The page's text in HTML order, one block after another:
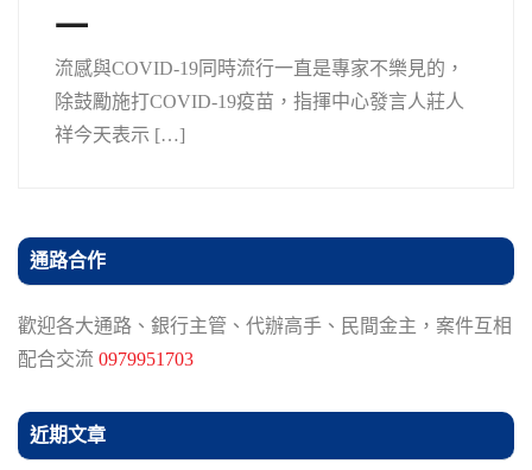
一
流感與COVID-19同時流行一直是專家不樂見的，
除鼓勵施打COVID-19疫苗，指揮中心發言人莊人
祥今天表示 […]
通路合作
歡迎各大通路、銀行主管、代辦高手、民間金主，案件互相
配合交流 0979951703
近期文章